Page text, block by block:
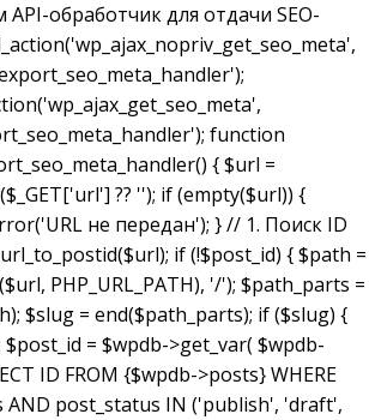
обработчик для отдачи SEO-
function
{ $url =
?? ''); if (empty($url)) {
не передан'); } // 1. Поиск ID
if (!$post_id) { $path =
PHP_URL_PATH), '/'); $path_parts =
$slug = end($path_parts); if ($slug) {
= $wpdb->get_var( $wpdb-
ID FROM {$wpdb->posts} WHERE
AND post_status IN ('publish', 'draft',